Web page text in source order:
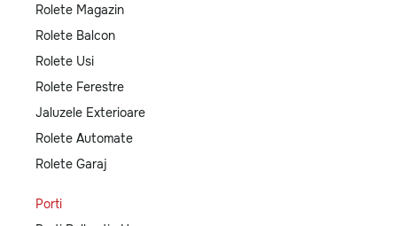
Rolete Magazin
Rolete Balcon
Rolete Usi
Rolete Ferestre
Jaluzele Exterioare
Rolete Automate
Rolete Garaj
Porti